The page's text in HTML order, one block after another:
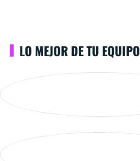
LO MEJOR DE TU EQUIPO